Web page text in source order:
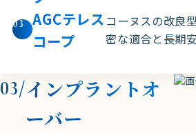
03
AGCテレス
コープ
コーヌスの改良
密な適合と長期
03/インプラントオ
ーバー